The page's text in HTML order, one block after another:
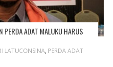
ADAT MALUKU HARUS
LATUCONSINA, PERDA ADAT